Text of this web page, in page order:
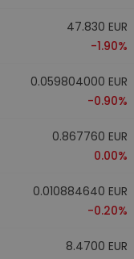
47.830 EUR
-1.90%
0.059804000 EUR
-0.90%
0.867760 EUR
0.00%
0.010884640 EUR
-0.20%
8.4700 EUR